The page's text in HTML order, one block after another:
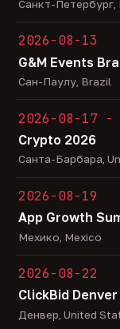
Санкт-Петербург,
2026-08-13
G&M Events
Сан-Паулу, Brazil
2026-08-17 -
Crypto 2026
Санта-Барбара,
2026-08-19
App Growth
Мехико, Mexico
2026-08-22
ClickBid Denver
Денвер, United